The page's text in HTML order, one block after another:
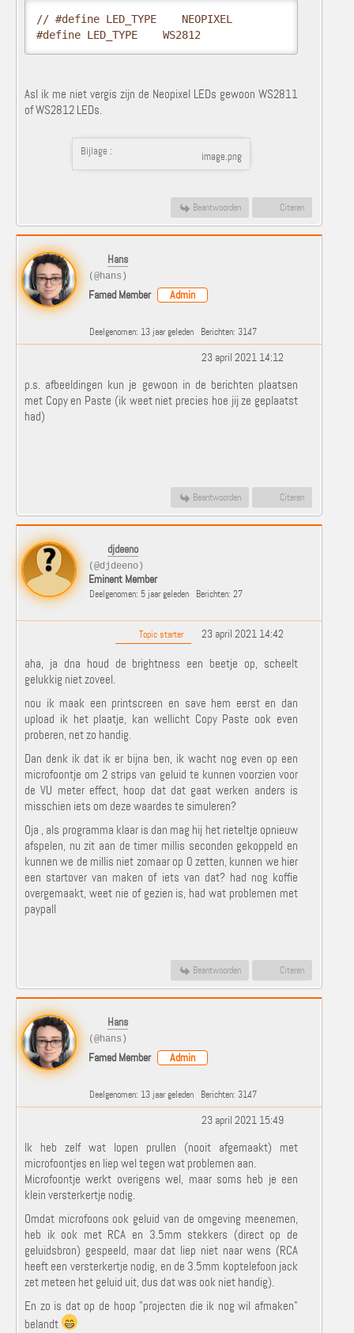
// #define LED_TYPE    NEOPIXEL
#define LED_TYPE    WS2812
Asl ik me niet vergis zijn de Neopixel LEDs gewoon WS2811
of WS2812 LEDs.
Bijlage : image.png
Beantwoorden Citeren
Hans
(@hans)
Famed Member Admin
Deelgenomen: 13 jaar geleden Berichten: 3147
23 april 2021 14:12
p.s. afbeeldingen kun je gewoon in de berichten plaatsen
met Copy en Paste (ik weet niet precies hoe jij ze geplaatst
had)
Beantwoorden Citeren
djdeeno
(@djdeeno)
Eminent Member
Deelgenomen: 5 jaar geleden Berichten: 27
Topic starter 23 april 2021 14:42
aha, ja dna houd de brightness een beetje op, scheelt
gelukkig niet zoveel.
nou ik maak een printscreen en save hem eerst en dan
upload ik het plaatje, kan wellicht Copy Paste ook even
proberen, net zo handig.
Dan denk ik dat ik er bijna ben, ik wacht nog even op een
microfoontje om 2 strips van geluid te kunnen voorzien voor
de VU meter effect, hoop dat dat gaat werken anders is
misschien iets om deze waardes te simuleren?
Oja , als programma klaar is dan mag hij het rieteltje opnieuw
afspelen, nu zit aan de timer millis seconden gekoppeld en
kunnen we de millis niet zomaar op 0 zetten, kunnen we hier
een startover van maken of iets van dat? had nog koffie
overgemaakt, weet nie of gezien is, had wat problemen met
paypall
Beantwoorden Citeren
Hans
(@hans)
Famed Member Admin
Deelgenomen: 13 jaar geleden Berichten: 3147
23 april 2021 15:49
Ik heb zelf wat lopen prullen (nooit afgemaakt) met
microfoontjes en liep wel tegen wat problemen aan.
Microfoontje werkt overigens wel, maar soms heb je een
klein versterkertje nodig.
Omdat microfoons ook geluid van de omgeving meenemen,
heb ik ook met RCA en 3.5mm stekkers (direct op de
geluidsbron) gespeeld, maar dat liep niet naar wens (RCA
heeft een versterkertje nodig, en de 3.5mm koptelefoon jack
zet meteen het geluid uit, dus dat was ook niet handig).
En zo is dat op de hoop "projecten die ik nog wil afmaken"
belandt